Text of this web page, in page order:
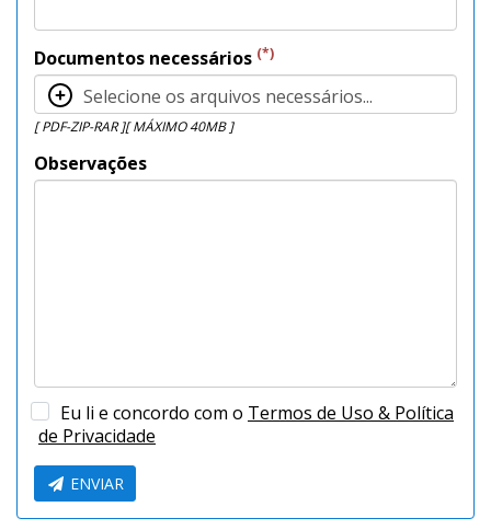
Documentos necessários (*)
Selecione os arquivos necessários...
[ PDF-ZIP-RAR ][ MÁXIMO 40MB ]
Observações
Eu li e concordo com o Termos de Uso & Política
de Privacidade
ENVIAR